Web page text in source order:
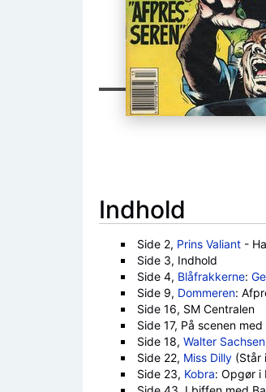
Indhold
Side 2, Prins Valiant-
Side 3, Indhold
Side 4, Blåfrakkerne:
Side 9, Dommeren:
Side 16, SM Centralen
Side 17, På scenen
Side 18, Walter Sachsen
Side 22, Miss Dilly(Står
Side 23, Kobra: Opgør i